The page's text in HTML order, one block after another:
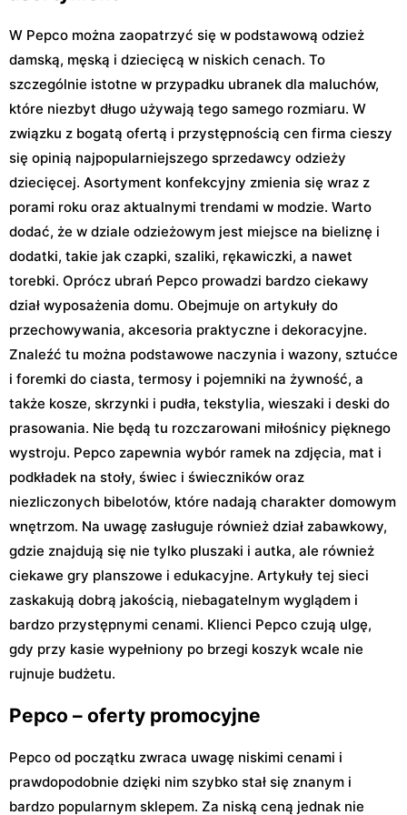
W Pepco można zaopatrzyć się w podstawową odzież
damską, męską i dziecięcą w niskich cenach. To
szczególnie istotne w przypadku ubranek dla maluchów,
które niezbyt długo używają tego samego rozmiaru. W
związku z bogatą ofertą i przystępnością cen firma cieszy
się opinią najpopularniejszego sprzedawcy odzieży
dziecięcej. Asortyment konfekcyjny zmienia się wraz z
porami roku oraz aktualnymi trendami w modzie. Warto
dodać, że w dziale odzieżowym jest miejsce na bieliznę i
dodatki, takie jak czapki, szaliki, rękawiczki, a nawet
torebki. Oprócz ubrań Pepco prowadzi bardzo ciekawy
dział wyposażenia domu. Obejmuje on artykuły do
przechowywania, akcesoria praktyczne i dekoracyjne.
Znaleźć tu można podstawowe naczynia i wazony, sztućce
i foremki do ciasta, termosy i pojemniki na żywność, a
także kosze, skrzynki i pudła, tekstylia, wieszaki i deski do
prasowania. Nie będą tu rozczarowani miłośnicy pięknego
wystroju. Pepco zapewnia wybór ramek na zdjęcia, mat i
podkładek na stoły, świec i świeczników oraz
niezliczonych bibelotów, które nadają charakter domowym
wnętrzom. Na uwagę zasługuje również dział zabawkowy,
gdzie znajdują się nie tylko pluszaki i autka, ale również
ciekawe gry planszowe i edukacyjne. Artykuły tej sieci
zaskakują dobrą jakością, niebagatelnym wyglądem i
bardzo przystępnymi cenami. Klienci Pepco czują ulgę,
gdy przy kasie wypełniony po brzegi koszyk wcale nie
rujnuje budżetu.
Pepco – oferty promocyjne
Pepco od początku zwraca uwagę niskimi cenami i
prawdopodobnie dzięki nim szybko stał się znanym i
bardzo popularnym sklepem. Za niską ceną jednak nie